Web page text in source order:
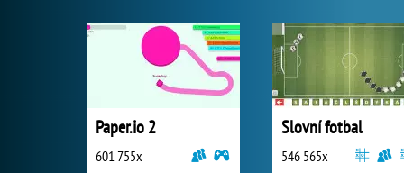
Paper.io 2
601 755x
Slovní fotbal
546 565x